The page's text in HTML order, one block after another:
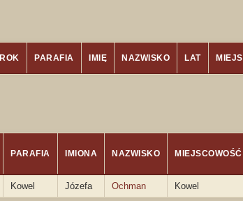
ROK PARAFIA IMIĘ NAZWISKO LAT
PARAFIA IMIONA NAZWISKO MIEJSCOWOŚĆ
Kowel Józefa Ochman Kowel